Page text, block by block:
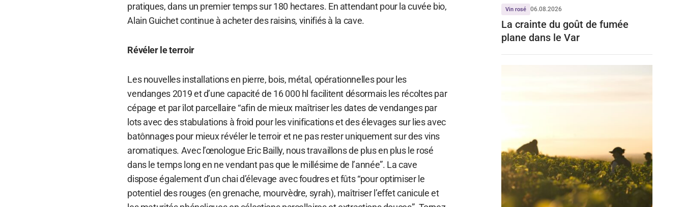
pratiques, dans un premier temps sur 180 hectares. En attendant pour la cuvée bio,
Alain Guichet continue à acheter des raisins, vinifiés à la cave.
Révéler le terroir
Les nouvelles installations en pierre, bois, métal, opérationnelles pour les
vendanges 2019 et d’une capacité de 16 000 hl facilitent désormais les récoltes par
cépage et par îlot parcellaire “afin de mieux maîtriser les dates de vendanges par
lots avec des stabulations à froid pour les vinifications et des élevages sur lies avec
batônnages pour mieux révéler le terroir et ne pas rester uniquement sur des vins
aromatiques. Avec l’œnologue Eric Bailly, nous travaillons de plus en plus le rosé
dans le temps long en ne vendant pas que le millésime de l’année”. La cave
dispose également d’un chai d’élevage avec foudres et fûts “pour optimiser le
potentiel des rouges (en grenache, mourvèdre, syrah), maîtriser l’effet canicule et
Vin rosé 06.08.2026
La crainte du goût de fumée
plane dans le Var